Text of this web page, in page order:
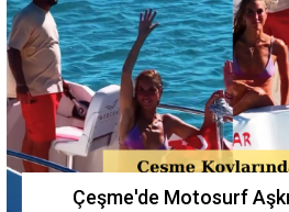
Çeşme'de Motosurf